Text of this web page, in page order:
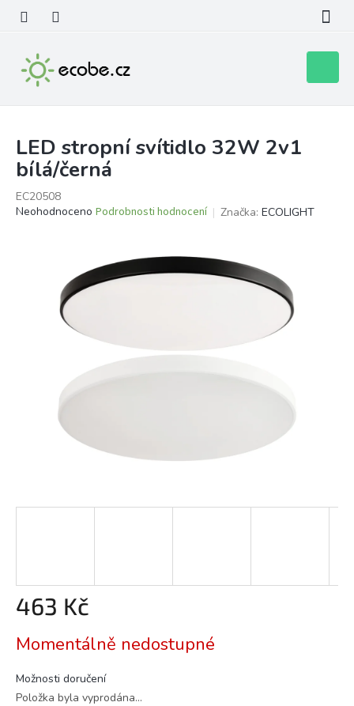
obsah
košík
LED stropní svítidlo 32W 2v1
bílá/černá
EC20508
Průměrné
hvězdiček.
Neohodnoceno Podrobnosti hodnocení Značka: ECOLIGHT
463 Kč
cena:
Momentálně nedostupné
Možnosti doručení
Položka byla vyprodána…